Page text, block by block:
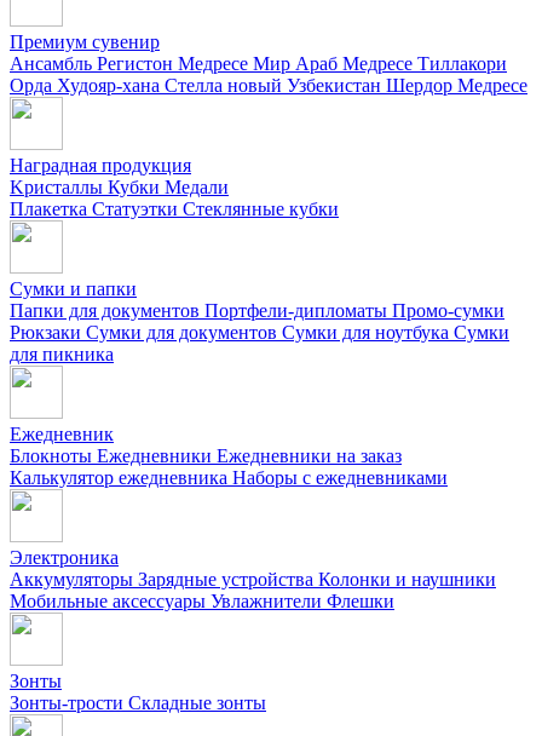
Премиум сувенир
Ансамбль Регистон Медресе Мир Араб Медресе Тиллакори
Орда Худояр-хана Стелла новый Узбекистан Шердор Медресе
Наградная продукция
Kристаллы Кубки Медали
Плакетка Статуэтки Стеклянные кубки
Сумки и папки
Папки для документов Портфели-дипломаты Промо-сумки
Рюкзаки Сумки для документов Сумки для ноутбука Сумки
для пикника
Ежедневник
Блокноты Ежедневники Ежедневники на заказ
Калькулятор ежедневника Наборы с ежедневниками
Электроника
Аккумуляторы Зарядные устройства Колонки и наушники
Мобильные аксессуары Увлажнители Флешки
Зонты
Зонты-трости Складные зонты